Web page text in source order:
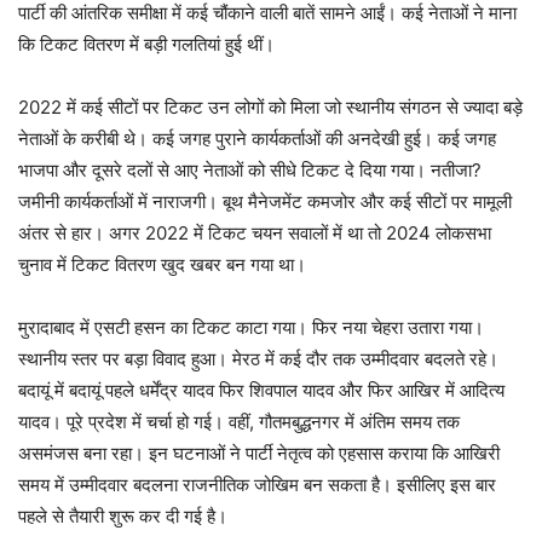
पार्टी की आंतरिक समीक्षा में कई चौंकाने वाली बातें सामने आईं। कई नेताओं ने माना
कि टिकट वितरण में बड़ी गलतियां हुई थीं।
2022 में कई सीटों पर टिकट उन लोगों को मिला जो स्थानीय संगठन से ज्यादा बड़े
नेताओं के करीबी थे। कई जगह पुराने कार्यकर्ताओं की अनदेखी हुई। कई जगह
भाजपा और दूसरे दलों से आए नेताओं को सीधे टिकट दे दिया गया। नतीजा?
जमीनी कार्यकर्ताओं में नाराजगी। बूथ मैनेजमेंट कमजोर और कई सीटों पर मामूली
अंतर से हार। अगर 2022 में टिकट चयन सवालों में था तो 2024 लोकसभा
चुनाव में टिकट वितरण खुद खबर बन गया था।
मुरादाबाद में एसटी हसन का टिकट काटा गया। फिर नया चेहरा उतारा गया।
स्थानीय स्तर पर बड़ा विवाद हुआ। मेरठ में कई दौर तक उम्मीदवार बदलते रहे।
बदायूं में बदायूं पहले धर्मेंद्र यादव फिर शिवपाल यादव और फिर आखिर में आदित्य
यादव। पूरे प्रदेश में चर्चा हो गई। वहीं, गौतमबुद्धनगर में अंतिम समय तक
असमंजस बना रहा। इन घटनाओं ने पार्टी नेतृत्व को एहसास कराया कि आखिरी
समय में उम्मीदवार बदलना राजनीतिक जोखिम बन सकता है। इसीलिए इस बार
पहले से तैयारी शुरू कर दी गई है।